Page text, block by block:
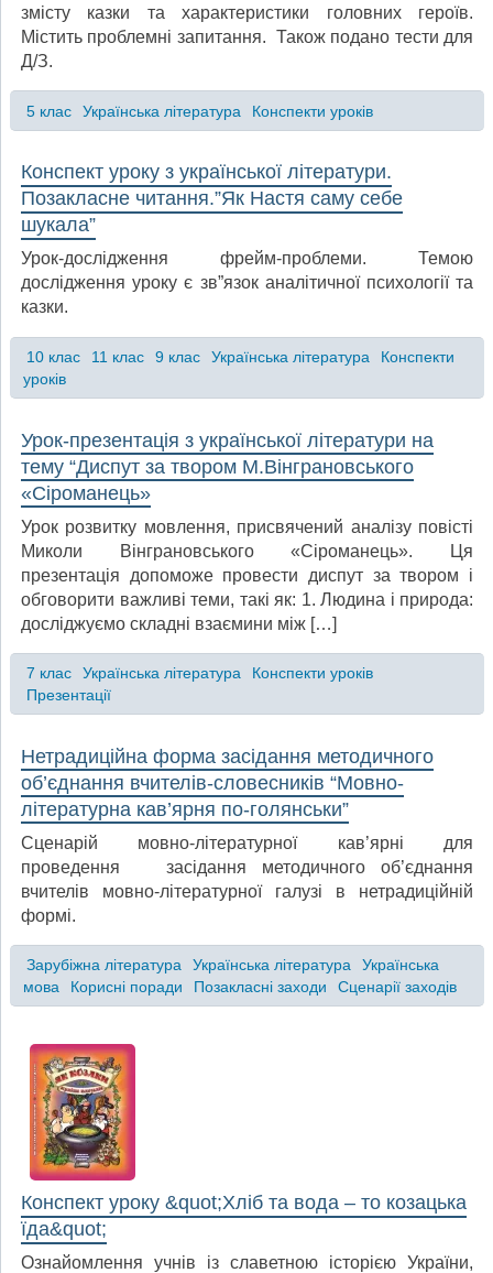
змісту казки та характеристики головних героїв.
Містить проблемні запитання. Також подано тести для
Д/З.
5 клас Українська література Конспекти уроків
Конспект уроку з української літератури.
Позакласне читання.”Як Настя саму себе
шукала”
Урок-дослідження фрейм-проблеми. Темою
дослідження уроку є зв”язок аналітичної психології та
казки.
10 клас 11 клас 9 клас Українська література
Конспекти
уроків
Урок-презентація з української літератури на
тему “Диспут за твором М.Вінграновського
«Сіроманець»
Урок розвитку мовлення, присвячений аналізу повісті
Миколи Вінграновського «Сіроманець». Ця
презентація допоможе провести диспут за твором і
обговорити важливі теми, такі як: 1. Людина і природа:
досліджуємо складні взаємини між […]
7 клас Українська література
Конспекти уроків
Презентації
Нетрадиційна форма засідання методичного
об’єднання вчителів-словесників “Мовно-
літературна кав’ярня по-голянськи”
Сценарій мовно-літературної кав’ярні для
проведення засідання методичного об’єднання
вчителів мовно-літературної галузі в нетрадиційній
формі.
Зарубіжна література Українська література
Українська
мова
Корисні поради Позакласні заходи Сценарії заходів
Конспект уроку &quot;Хліб та вода – то козацька
їда&quot;
Ознайомлення учнів із славетною історією України,